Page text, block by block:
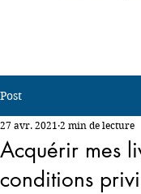
Post
Acquérir mes
conditions
27 avr. 2021 2 min de lecture